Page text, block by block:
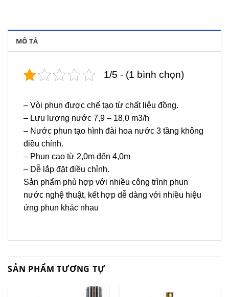
MÔ TẢ
1/5 - (1 bình chọn)
– Vòi phun được chế tạo từ chất liệu đồng.
– Lưu lượng nước 7,9 – 18,0 m3/h
– Nước phun tạo hình đài hoa nước 3 tầng không
điều chỉnh.
– Phun cao từ 2,0m đến 4,0m
– Dễ lắp đặt điều chỉnh.
Sản phẩm phù hợp với nhiều công trình phun
nước nghệ thuật, kết hợp dễ dàng với nhiều hiệu
ứng phun khác nhau
SẢN PHẨM TƯƠNG TỰ